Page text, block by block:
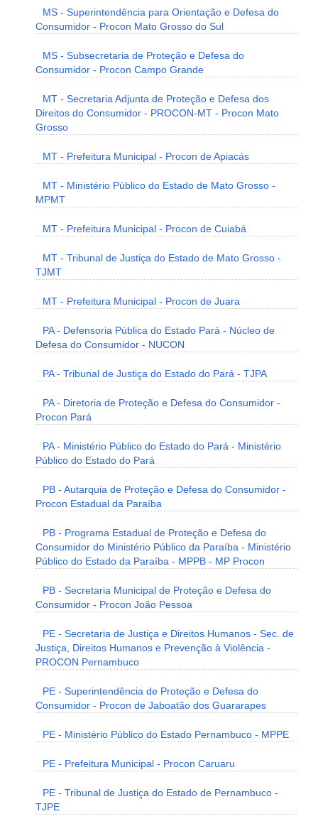
MS - Superintendência para Orientação e Defesa do
Consumidor - Procon Mato Grosso do Sul
MS - Subsecretaria de Proteção e Defesa do
Consumidor - Procon Campo Grande
MT - Secretaria Adjunta de Proteção e Defesa dos
Direitos do Consumidor - PROCON-MT - Procon Mato
Grosso
MT - Prefeitura Municipal - Procon de Apiacás
MT - Ministério Público do Estado de Mato Grosso -
MPMT
MT - Prefeitura Municipal - Procon de Cuiabá
MT - Tribunal de Justiça do Estado de Mato Grosso -
TJMT
MT - Prefeitura Municipal - Procon de Juara
PA - Defensoria Pública do Estado Pará - Núcleo de
Defesa do Consumidor - NUCON
PA - Tribunal de Justiça do Estado do Pará - TJPA
PA - Diretoria de Proteção e Defesa do Consumidor -
Procon Pará
PA - Ministério Público do Estado do Pará - Ministério
Público do Estado do Pará
PB - Autarquia de Proteção e Defesa do Consumidor -
Procon Estadual da Paraíba
PB - Programa Estadual de Proteção e Defesa do
Consumidor do Ministério Público da Paraíba - Ministério
Público do Estado da Paraíba - MPPB - MP Procon
PB - Secretaria Municipal de Proteção e Defesa do
Consumidor - Procon João Pessoa
PE - Secretaria de Justiça e Direitos Humanos - Sec. de
Justiça, Direitos Humanos e Prevenção à Violência -
PROCON Pernambuco
PE - Superintendência de Proteção e Defesa do
Consumidor - Procon de Jaboatão dos Guararapes
PE - Ministério Público do Estado Pernambuco - MPPE
PE - Prefeitura Municipal - Procon Caruaru
PE - Tribunal de Justiça do Estado de Pernambuco -
TJPE